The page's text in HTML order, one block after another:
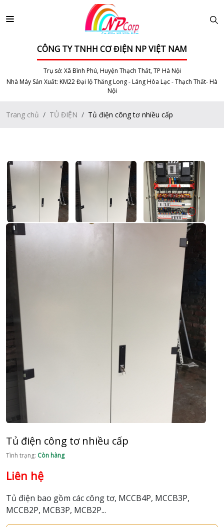
CÔNG TY TNHH CƠ ĐIỆN NP VIỆT NAM
Trụ sở: Xã Bình Phú, Huyện Thạch Thất, TP Hà Nội
Nhà Máy Sản Xuất: KM22 Đại lộ Thăng Long - Láng Hòa Lạc - Thạch Thất- Hà
Nội
Trang chủ TỦ ĐIỆN Tủ điện công tơ nhiều cấp
Tủ điện công tơ nhiều cấp
Tình trạng: Còn hàng
Liên hệ
Tủ điện bao gồm các công tơ, MCCB4P, MCCB3P,
MCCB2P, MCB3P, MCB2P...